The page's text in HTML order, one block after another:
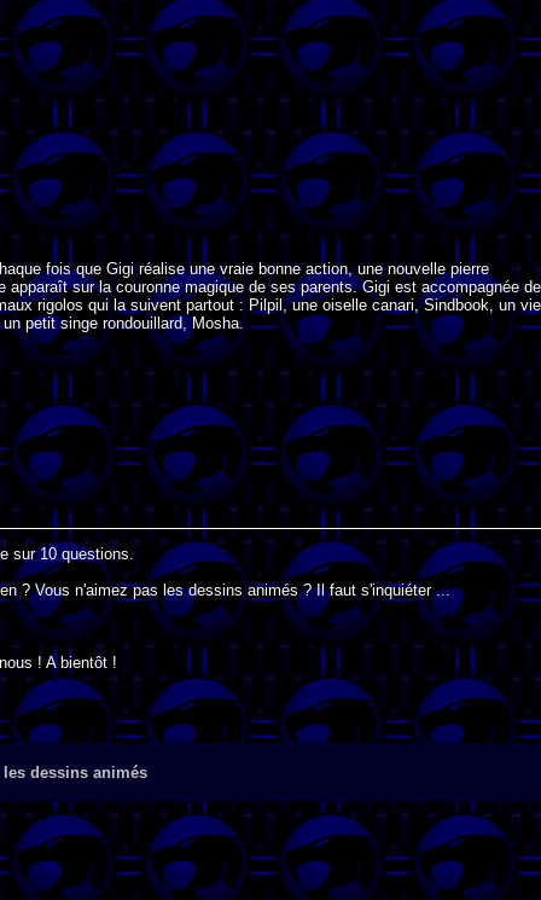
fois que Gigi réalise une vraie bonne action, une nouvelle pierre
apparaît sur la couronne magique de ses parents. Gigi est accompagnée de
rigolos qui la suivent partout : Pilpil, une oiselle canari, Sindbook, un
petit singe rondouillard, Mosha.
sur 10 questions.
? Vous n'aimez pas les dessins animés ? Il faut s'inquiéter ...
! A bientôt !
dessins animés